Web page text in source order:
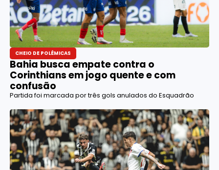
CHEIO DE POLÊMICAS
Bahia busca empate contra o
Corinthians em jogo quente e com
confusão
Partida foi marcada por três gols anulados do Esquadrão